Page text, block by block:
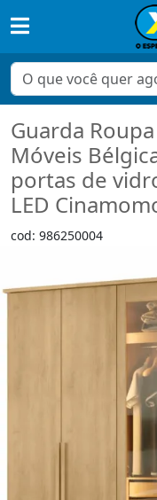
Guarda
Móveis
portas de
LED
cod: 986250004